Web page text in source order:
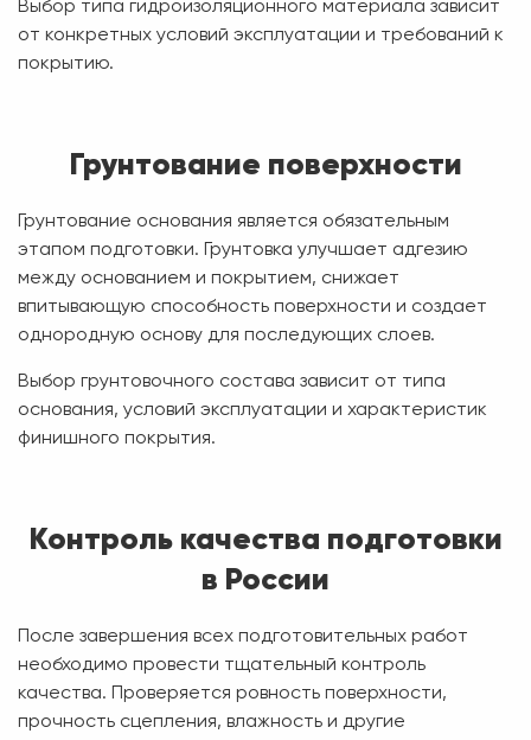
Выбор типа гидроизоляционного материала зависит
от конкретных условий эксплуатации и требований к
покрытию.
Грунтование поверхности
Грунтование основания является обязательным
этапом подготовки. Грунтовка улучшает адгезию
между основанием и покрытием, снижает
впитывающую способность поверхности и создает
однородную основу для последующих слоев.
Выбор грунтовочного состава зависит от типа
основания, условий эксплуатации и характеристик
финишного покрытия.
Контроль качества подготовки
в России
После завершения всех подготовительных работ
необходимо провести тщательный контроль
качества. Проверяется ровность поверхности,
прочность сцепления, влажность и другие